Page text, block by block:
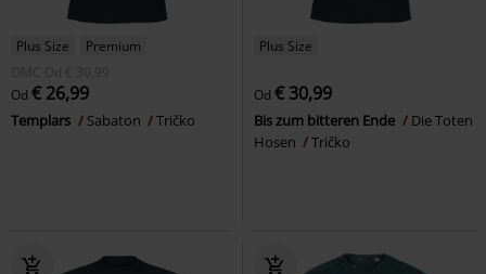
Plus Size
Premium
OMC Od € 30,99
Od € 26,99
Templars Sabaton Tričko
Plus Size
Od € 30,99
Bis zum bitteren Ende
Die Toten
Hosen
Tričko